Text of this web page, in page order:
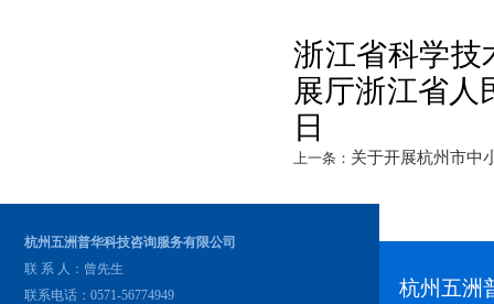
浙江省科学技
展厅浙江省人
日
上一条： 关于开展杭州市中
杭州五洲普华科技咨询服务有限公司
联 系 人：曾先生
联系电话：0571-56774949
杭州五洲